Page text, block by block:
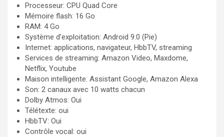
Processeur: CPU Quad Core
Mémoire flash: 16 Go
RAM: 4 Go
Système d’exploitation: Android 9.0 (Pie)
Internet: applications, navigateur, HbbTV, streaming
Services de streaming: Amazon Video, Maxdome,
Netflix, Youtube
Maison intelligente: Assistant Google, Amazon Alexa
Son: 2 canaux avec 10 watts chacun
Dolby Atmos: Oui
Télétexte: oui
HbbTV: Oui
Contrôle vocal: oui